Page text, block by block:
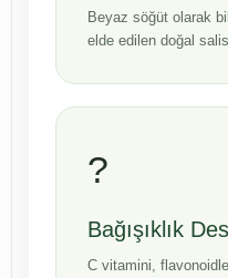
Beyaz söğüt olarak
elde edilen doğal
?️
Bağışıklık
C vitamini,